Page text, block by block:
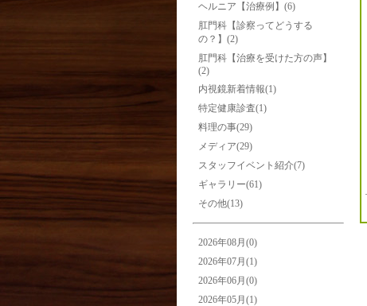
ヘルニア【治療例】(6)
肛門科【診察ってどうする
の？】(2)
肛門科【治療を受けた方の声】
(2)
内視鏡新着情報(1)
特定健康診査(1)
料理の事(29)
メディア(29)
スタッフイベント紹介(7)
ギャラリー(61)
その他(13)
2026年08月(0)
2026年07月(1)
2026年06月(0)
2026年05月(1)